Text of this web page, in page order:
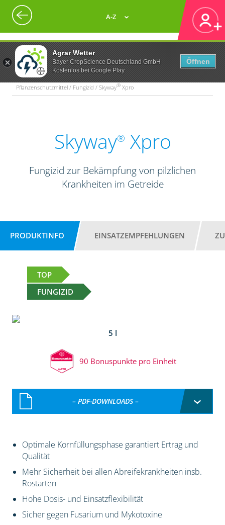
Agrar Wetter
Bayer CropScience Deutschland GmbH
Kostenlos bei Google Play
Öffnen
A-Z
Pflanzenschutzmittel / Fungizid / Skyway® Xpro
Skyway® Xpro
Fungizid zur Bekämpfung von pilzlichen
Krankheiten im Getreide
PRODUKTINFO EINSATZEMPFEHLUNGEN
TOP
FUNGIZID
5 l
90 Bonuspunkte pro Einheit
– PDF-DOWNLOADS –
Optimale Kornfüllungsphase garantiert Ertrag und
Qualität
Mehr Sicherheit bei allen Abreifekrankheiten insb.
Rostarten
Hohe Dosis- und Einsatzflexibilität
Sicher gegen Fusarium und Mykotoxine